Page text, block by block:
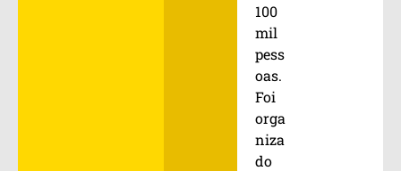
100
mil
pess
oas.
Foi
orga
niza
do